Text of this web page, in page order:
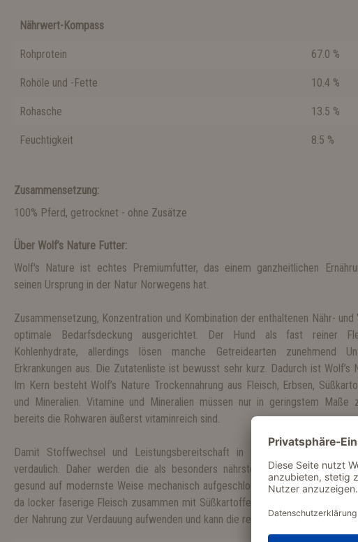
Nährwert-Kompass
Rohprotein 67.0 %
Rohöle und -Fette 10.4 %
Rohasche 13.5 %
Feuchtigkeit 8.5 %
Zusammensetzung:
100% Pferd, getrocknet - ohne Zusätze
Über Wolf’s Nature Futter:
Wolf's Nature ist echtes Premiumfutter, das einem ganzheitlichen
seinen Ursprung in der Natur Norwegens hat.
Zusammensetzung, Konzentration und Kombination der enthaltenen Nähr-
optimale Bedarfsdeckung ausgerichtet. Der Hund als fast reiner
Kohlenhydrate, allerdings lösen manche Getreidearten zunehmend
Erkrankungen aus. Die Zutatenliste ist bewusst sehr kurz. Dadurch ist Wolf’s
Im Kern besteht Wolf’s Nature Trockennahrung aus Fleisch, Erbsen,
und Mineralien. Vitamine und Mineralien müssen nur in geringstem Maße
bereits die Rohwaren äußerst vitaminreich sind.
Damit Stoffwechsel und Leistungsbereitschaft in Schwung kommen, ist
verdaulich. Daher werden die als besonders nährstoff- und eiweißreich
gesund auf modernste Weise mechanisch aufgeschlossen und ergänzen nun
da locker faserige Fleisch zusammen mit Süßkartoffeln. Somit muss dein
der Nahrung zur Verdauung aufwenden und kann die reichen Inhaltsstoffe für